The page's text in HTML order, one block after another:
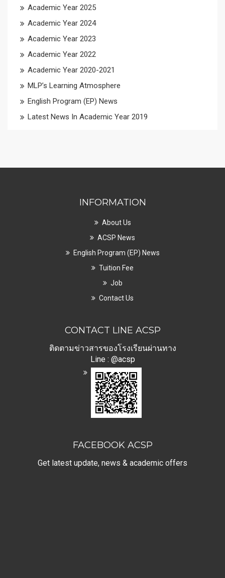
Academic Year 2025
Academic Year 2024
Academic Year 2023
Academic Year 2022
Academic Year 2020-2021
MLP’s Learning Atmosphere
English Program (EP) News
Latest News In Academic Year 2019
INFORMATION
About Us
ACSP News
English Program (EP) News
Tuition Fee
Job
Contact Us
CONTACT LINE ACSP
ติดตามข่าวสารของโรงเรียนผ่านทาง
Line : @acsp
FACEBOOK ACSP
Get latest update, news & academic offers